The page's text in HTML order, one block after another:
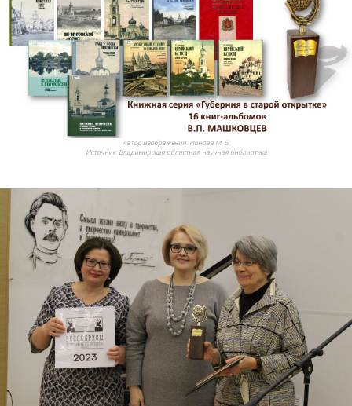
Автор изображения: Ионова М. Б.
Источник: Владимирская областная научная библиотека